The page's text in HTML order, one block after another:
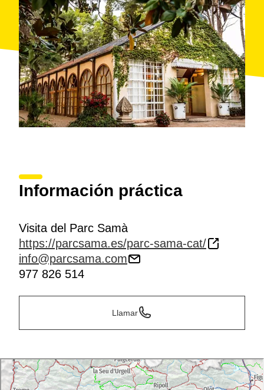
Información práctica
Visita del Parc Samà
https://parcsama.es/parc-sama-cat/
info@parcsama.com
977 826 514
Llamar